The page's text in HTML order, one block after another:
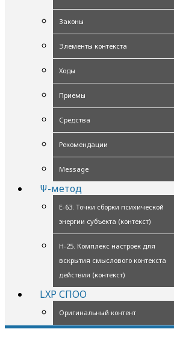
Законы
Элементы контекста
Ходы
Приемы
Средства
Рекомендации
Message
Ψ-метод
Е-63. Точки сборки психической
энергии субъекта (контекст)
Н-25. Комплекс настроек для
вскрытия смыслового контекста
действия (контекст)
LXP СПОО
Оригинальный контент